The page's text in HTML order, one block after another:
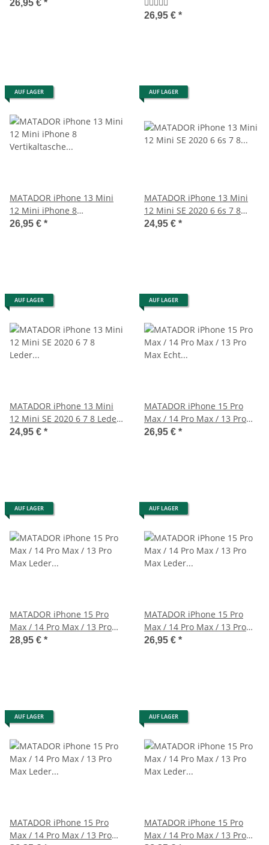
26,95 € *
26,95 € *
AUF LAGER
MATADOR iPhone 13 Mini
12 Mini iPhone 8
Vertikaltasche Leder
26,95 € *
AUF LAGER
MATADOR iPhone 13 Mini
12 Mini SE 2020 6 6s 7 8
Lederhülle Braun
24,95 € *
AUF LAGER
MATADOR iPhone 13 Mini
12 Mini SE 2020 6 7 8 Leder
Handytasche Schwarz
24,95 € *
AUF LAGER
MATADOR iPhone 15 Pro
Max / 14 Pro Max / 13 Pro
Max Echt Leder
26,95 € *
AUF LAGER
MATADOR iPhone 15 Pro
Max / 14 Pro Max / 13 Pro
Max Leder Gürteltasche
28,95 € *
AUF LAGER
MATADOR iPhone 15 Pro
Max / 14 Pro Max / 13 Pro
Max Leder Gürteltasche
26,95 € *
AUF LAGER
MATADOR iPhone 15 Pro
Max / 14 Pro Max / 13 Pro
AUF LAGER
MATADOR iPhone 15 Pro
Max / 14 Pro Max / 13 Pro